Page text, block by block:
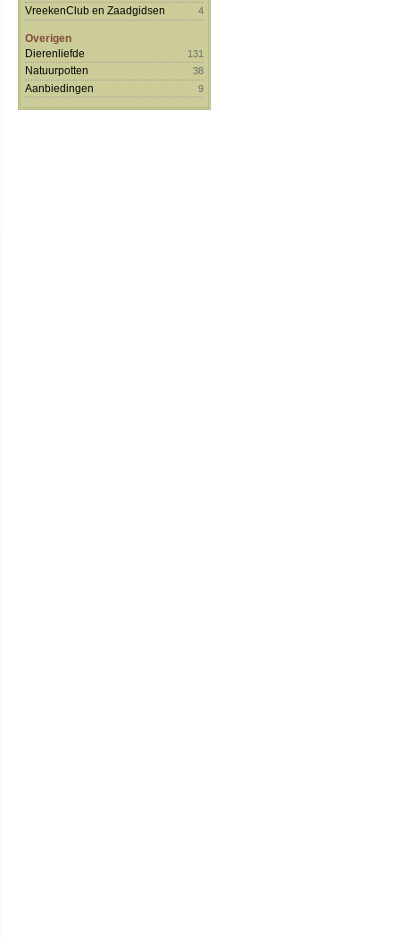
VreekenClub en Zaadgidsen 4
Overigen
Dierenliefde
131
Natuurpotten 38
Aanbiedingen 9